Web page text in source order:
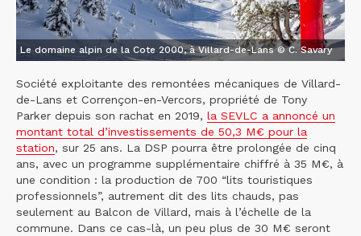
Le domaine alpin de la Cote 2000, à Villard-de-Lans © C. Savary
Société exploitante des remontées mécaniques de Villard-
de-Lans et Corrençon-en-Vercors, propriété de Tony
Parker depuis son rachat en 2019, la SEVLC a annoncé un
montant total d’investissements de 50,3 M€ pour la
station, sur 25 ans. La DSP pourra être prolongée de cinq
ans, avec un programme supplémentaire chiffré à 35 M€, à
une condition : la production de 700 “lits touristiques
professionnels”, autrement dit des lits chauds, pas
seulement au Balcon de Villard, mais à l’échelle de la
commune. Dans ce cas-là, un peu plus de 30 M€ seront